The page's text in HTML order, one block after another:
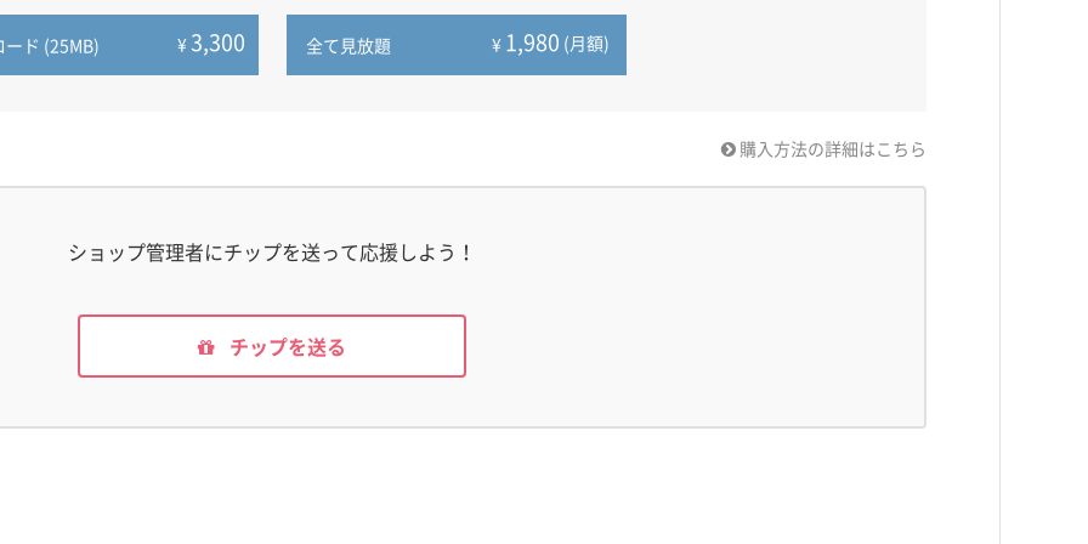
ード (25MB) ¥3,300 全て見放題 ¥ 1,980 (月額)
購入方法の詳細はこちら
ショップ管理者にチップを送って応援しよう！
チップを送る